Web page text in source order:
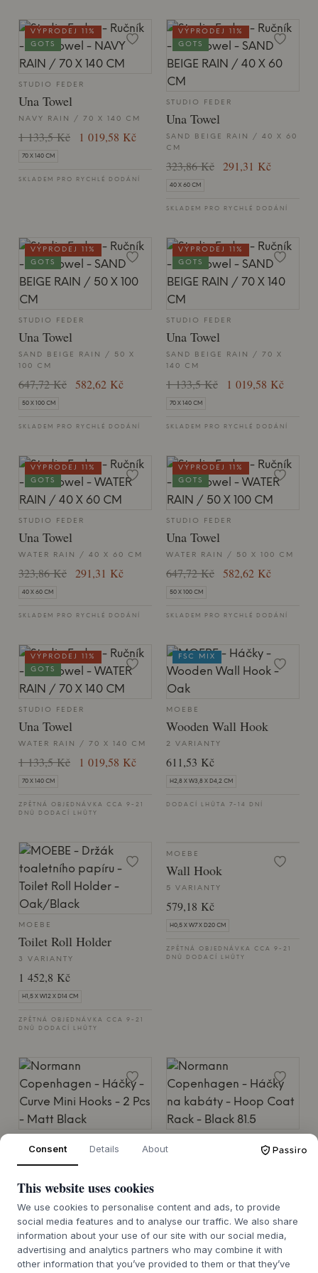
STUDIO FEDER
Una Towel
NAVY RAIN / 70 X 140 CM
1 133,5 Kč 1 019,58 Kč
70 X 140 CM
SKLADEM PRO RYCHLÉ DODÁNÍ
VÝPRODEJ 11%
GOTS
STUDIO FEDER
Una Towel
SAND BEIGE RAIN / 40 X 60
CM
323,86 Kč 291,31 Kč
40 X 60 CM
SKLADEM PRO RYCHLÉ DODÁNÍ
VÝPRODEJ 11%
GOTS
STUDIO FEDER
Una Towel
SAND BEIGE RAIN / 50 X
100 CM
647,72 Kč 582,62 Kč
50 X 100 CM
SKLADEM PRO RYCHLÉ DODÁNÍ
VÝPRODEJ 11%
GOTS
STUDIO FEDER
Una Towel
SAND BEIGE RAIN / 70 X
140 CM
1 133,5 Kč 1 019,58 Kč
70 X 140 CM
SKLADEM PRO RYCHLÉ DODÁNÍ
VÝPRODEJ 11%
GOTS
STUDIO FEDER
Una Towel
WATER RAIN / 40 X 60 CM
323,86 Kč 291,31 Kč
40 X 60 CM
SKLADEM PRO RYCHLÉ DODÁNÍ
VÝPRODEJ 11%
GOTS
STUDIO FEDER
Una Towel
WATER RAIN / 50 X 100 CM
647,72 Kč 582,62 Kč
50 X 100 CM
SKLADEM PRO RYCHLÉ DODÁNÍ
VÝPRODEJ 11%
GOTS
STUDIO FEDER
Una Towel
WATER RAIN / 70 X 140 CM
1 133,5 Kč 1 019,58 Kč
70 X 140 CM
ZPĚTNÁ OBJEDNÁVKA CCA 9-21
DNŮ DODACÍ LHŮTY
VÝPRODEJ 11%
GOTS
MOEBE
Wooden Wall Hook
2 VARIANTY
611,53 Kč
H2,8 X W3,8 X D4,2 CM
DODACÍ LHŮTA 7-14 DNÍ
FSC MIX
MOEBE
Toilet Roll Holder
3 VARIANTY
1 452,8 Kč
H1,5 X W12 X D14 CM
ZPĚTNÁ OBJEDNÁVKA CCA 9-21
DNŮ DODACÍ LHŮTY
MOEBE
Wall Hook
5 VARIANTY
579,18 Kč
H0,5 X W7 X D20 CM
ZPĚTNÁ OBJEDNÁVKA CCA 9-21
DNŮ DODACÍ LHŮTY
Curve Mini Hooks - 2
5 VARIANTY
740,38 Kč
5.8X2.1X3
DODACÍ LHŮTA 7-14 DNÍ
Hoop Coat Rack
10.5X81.5X5.3
DODACÍ LHŮTA 7-14 DNÍ
Consent Details About
This website uses cookies
We use cookies to personalise content and ads, to provide
social media features and to analyse our traffic. We also share
information about your use of our site with our social media,
advertising and analytics partners who may combine it with
other information that you’ve provided to them or that they’ve